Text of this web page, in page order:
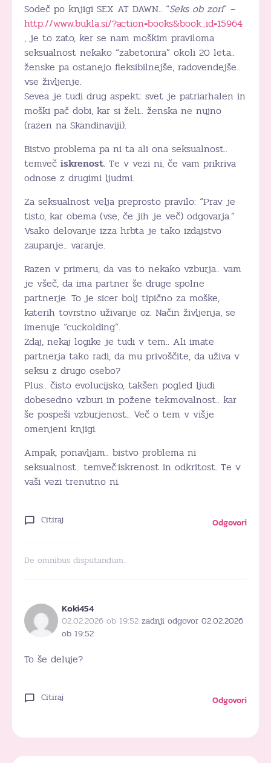
Sodeč po knjigi SEX AT DAWN.. “Seks ob zori” –
http://www.bukla.si/?action=books&book_id=15964
, je to zato, ker se nam moškim praviloma
seksualnost nekako “zabetonira” okoli 20 leta..
ženske pa ostanejo fleksibilnejše, radovendejše..
vse življenje.
Sevea je tudi drug aspekt: svet je patriarhalen in
moški pač dobi, kar si želi.. ženska ne nujno
(razen na Skandinaviji).
Bistvo problema pa ni ta ali ona seksualnost..
temveč iskrenost. Te v vezi ni, če vam prikriva
odnose z drugimi ljudmi.
Za seksualnost velja preprosto pravilo: “Prav je
tisto, kar obema (vse, če jih je več) odgovarja.”
Vsako delovanje izza hrbta je tako izdajstvo
zaupanje.. varanje.
Razen v primeru, da vas to nekako vzburja.. vam
je všeč, da ima partner še druge spolne
partnerje. To je sicer bolj tipično za moške,
katerih tovrstno uživanje oz. Način življenja, se
imenuje “cuckolding”.
Zdaj, nekaj logike je tudi v tem.. Ali imate
partnerja tako radi, da mu privoščite, da uživa v
seksu z drugo osebo?
Plus.. čisto evolucijsko, takšen pogled ljudi
dobesedno vzburi in požene tekmovalnost.. kar
še pospeši vzburjenost.. Več o tem v višje
omenjeni knjigi.
Ampak, ponavljam.. bistvo problema ni
seksualnost.. temveč:iskrenost in odkritost. Te v
vaši vezi trenutno ni.
Citiraj Odgovori
De omnibus disputandum..
Koki454
02.02.2026 ob 19:52 zadnji odgovor 02.02.2026
ob 19:52
To še deluje?
Citiraj Odgovori